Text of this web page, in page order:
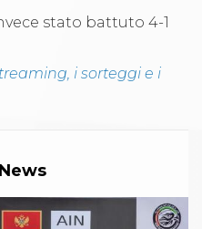
stato battuto 4-1
i sorteggi e i